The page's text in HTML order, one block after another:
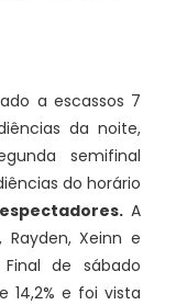
a escassos 7
da noite,
semifinal
do horário
A
Xeinn e
de sábado
e foi vista